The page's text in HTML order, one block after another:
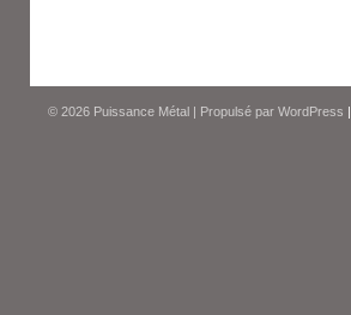
© 2026 Puissance Métal | Propulsé par WordPress |